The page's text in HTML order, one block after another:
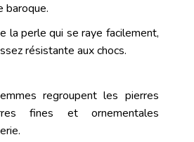
baroque.
la perle qui se raye facilement,
résistante aux chocs.
regroupent les pierres
fines et ornementales